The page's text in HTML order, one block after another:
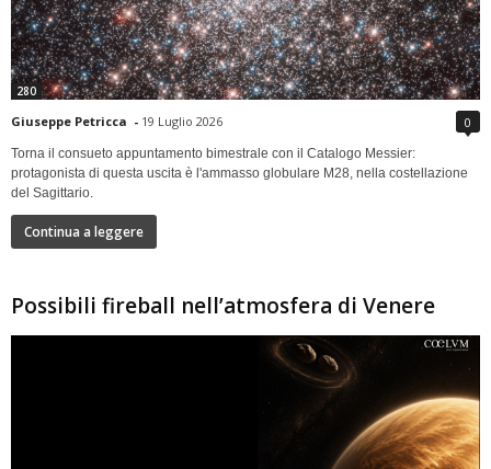
280
Giuseppe Petricca - 19 Luglio 2026 0
Torna il consueto appuntamento bimestrale con il Catalogo Messier:
protagonista di questa uscita è l'ammasso globulare M28, nella costellazione
del Sagittario.
Continua a leggere
Possibili fireball nell’atmosfera di Venere